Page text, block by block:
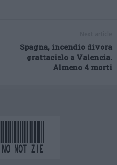
Spagna, incendio divora
grattacielo a Valencia.
Almeno 4 morti